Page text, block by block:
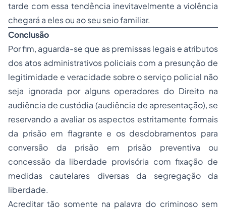
tarde com essa tendência inevitavelmente a violência
chegará a eles ou ao seu seio familiar.
Conclusão
Por fim, aguarda-se que as premissas legais e atributos
dos atos administrativos policiais com a presunção de
legitimidade e veracidade sobre o serviço policial não
seja ignorada por alguns operadores do Direito na
audiência de custódia (audiência de apresentação), se
reservando a avaliar os aspectos estritamente formais
da prisão em flagrante e os desdobramentos para
conversão da prisão em prisão preventiva ou
concessão da liberdade provisória com fixação de
medidas cautelares diversas da segregação da
liberdade.
Acreditar tão somente na palavra do criminoso sem